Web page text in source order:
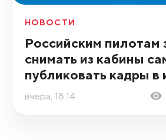
НОВОСТИ
Российским пилотам
снимать из кабины
публиковать кадры в
вчера, 18:14